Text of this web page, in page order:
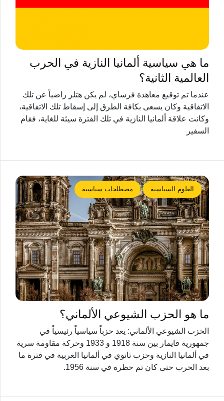
ما هي سياسية ألمانيا النازية في الحرب
العالمية الثانية؟
عندما تم توقيع معاهدة فرساي، لم يكن هتلر راضياً عن تلك
الاتفاقية وكان يسعى بكافة الطرق إلى إسقاط تلك الاتفاقية،
وكانت علاقة ألمانيا النازية في تلك الفترة سيئة للغاية، فقام
السفير
العلوم السياسية مصطلحات سياسية
ما هو الحزب الشيوعي الألماني؟
الحزب الشيوعي الألماني: يعد حزباً سياسياً رئيسياً في
جمهورية فايمار بين سنة 1918 و 1933 وحركة مقاومة سرية
في ألمانيا النازية وحزب ثانوي في ألمانيا الغربية في فترة ما
بعد الحرب حتى كان تم حظره في سنة 1956.